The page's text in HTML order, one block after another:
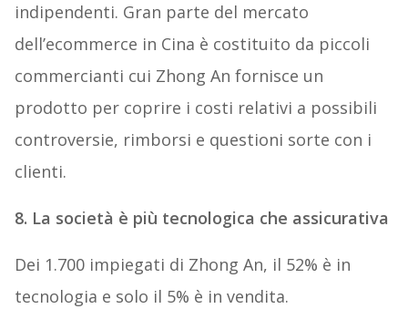
indipendenti. Gran parte del mercato
dell’ecommerce in Cina è costituito da piccoli
commercianti cui Zhong An fornisce un
prodotto per coprire i costi relativi a possibili
controversie, rimborsi e questioni sorte con i
clienti.
8. La società è più tecnologica che assicurativa
Dei 1.700 impiegati di Zhong An, il 52% è in
tecnologia e solo il 5% è in vendita.